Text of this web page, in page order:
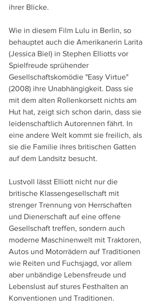
ihrer Blicke.
Wie in diesem Film Lulu in Berlin, so
behauptet auch die Amerikanerin Larita
(Jessica Biel) in Stephen Elliotts vor
Spielfreude sprühender
Gesellschaftskomödie "Easy Virtue"
(2008) ihre Unabhängigkeit. Dass sie
mit dem alten Rollenkorsett nichts am
Hut hat, zeigt sich schon darin, dass sie
leidenschaftlich Autorennen fährt. In
eine andere Welt kommt sie freilich, als
sie die Familie ihres britischen Gatten
auf dem Landsitz besucht.
Lustvoll lässt Elliott nicht nur die
britische Klassengesellschaft mit
strenger Trennung von Herrschaften
und Dienerschaft auf eine offene
Gesellschaft treffen, sondern auch
moderne Maschinenwelt mit Traktoren,
Autos und Motorrädern auf Traditionen
wie Reiten und Fuchsjagd, vor allem
aber unbändige Lebensfreude und
Lebenslust auf stures Festhalten an
Konventionen und Traditionen.